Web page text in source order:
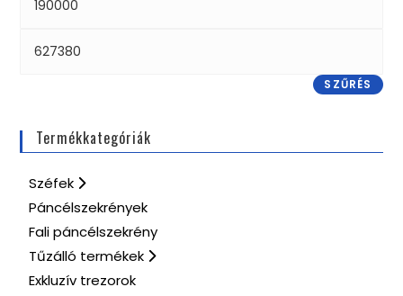
SZŰRÉS
Termékkategóriák
Széfek
Páncélszekrények
Fali páncélszekrény
Tűzálló termékek
Exkluzív trezorok